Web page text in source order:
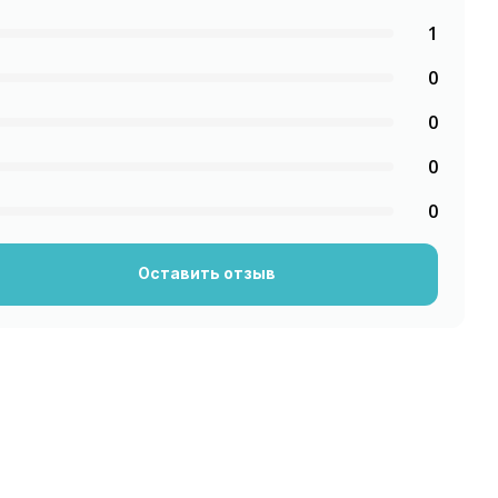
1
0
0
0
0
Оставить отзыв